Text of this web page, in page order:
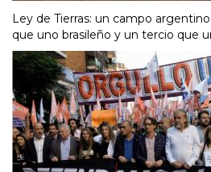
Ley de Tierras: un campo
que uno brasileño y un tercio que